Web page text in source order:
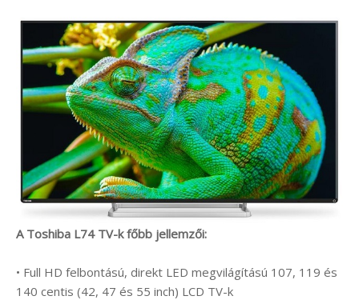
A Toshiba L74 TV-k főbb jellemzői:
• Full HD felbontású, direkt LED megvilágítású 107, 119 és
140 centis (42, 47 és 55 inch) LCD TV-k